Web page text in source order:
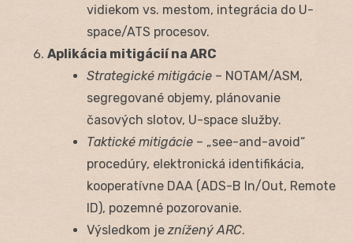
vidiekom vs. mestom, integrácia do U-
space/ATS procesov.
Aplikácia mitigácií na ARC
Strategické mitigácie – NOTAM/ASM,
segregované objemy, plánovanie
časových slotov, U-space služby.
Taktické mitigácie – „see-and-avoid“
procedúry, elektronická identifikácia,
kooperatívne DAA (ADS-B In/Out, Remote
ID), pozemné pozorovanie.
Výsledkom jeznížený ARC.